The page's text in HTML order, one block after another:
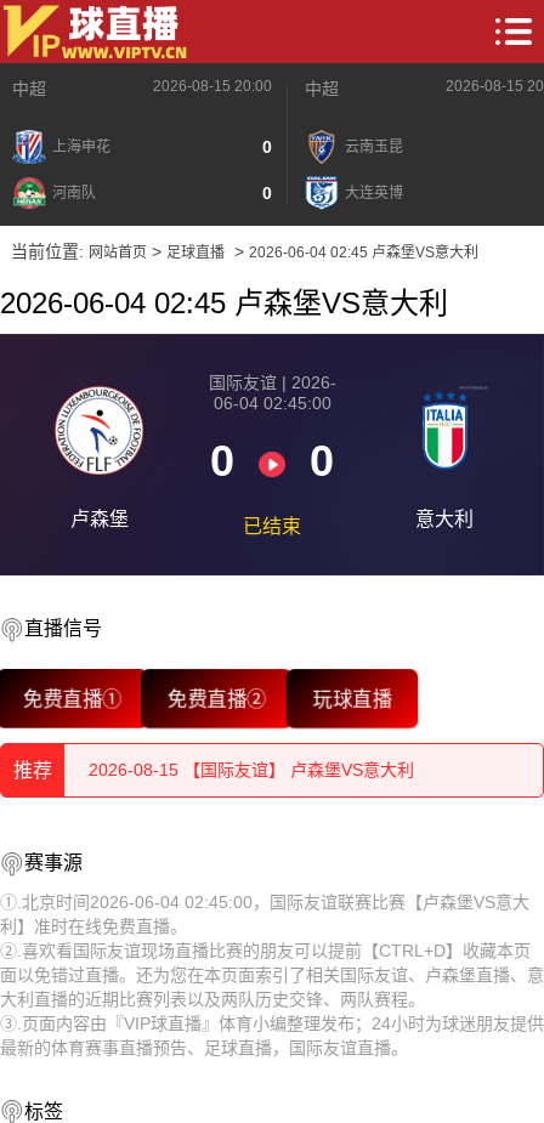
中超 2026-08-15 20:00
上海申花 0
河南队 0
中超 2026-08-15
云南玉昆
大连英博
当前位置: 网站首页> 足球直播> 2026-06-04 02:45 卢森堡VS意大利
2026-06-04 02:45 卢森堡VS意大利
卢森堡
国际友谊 | 2026-
06-04 02:45:00
0 0
已结束 意大利
直播信号
免费直播① 免费直播② 玩球直播
推荐
2026-08-15 【国际友谊】 卢森堡VS意大利
2026-08-15 【国际友谊】 卢森堡VS意大利
2026-08-15 【国际友谊】 卢森堡VS意大利
2026-08-15 【国际友谊】 卢森堡VS意大利
2026-08-15 【国际友谊】 卢森堡VS意大利
2026-08-15 【国际友谊】 卢森堡VS意大利
2026-08-15 【国际友谊】 卢森堡VS意大利
2026-08-15 【国际友谊】 卢森堡VS意大利
2026-08-15 【国际友谊】 卢森堡VS意大利
赛事源
①.北京时间2026-06-04 02:45:00，国际友谊联赛比赛【卢森堡VS意大
利】准时在线免费直播。
②.喜欢看国际友谊现场直播比赛的朋友可以提前【CTRL+D】收藏本页
面以免错过直播。还为您在本页面索引了相关国际友谊、卢森堡直播、意
大利直播的近期比赛列表以及两队历史交锋、两队赛程。
③.页面内容由『VIP球直播』体育小编整理发布；24小时为球迷朋友提供
最新的体育赛事直播预告、足球直播，国际友谊直播。
标签